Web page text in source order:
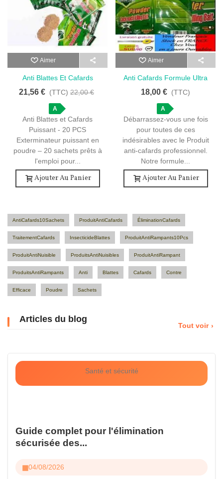
Aimer
Anti Blattes Et Cafards
Puissant - 20 Sachets
21,56 € (TTC) 22,00 €
A
Anti Blattes et Cafards
Puissant - 20 PCS
Exterminateur puissant en
poudre – 20 sachets prêts à
l'emploi pour...
Ajouter Au Panier
Aimer
Anti Cafards Formule Ultra
Puissante - 10 Sachets
18,00 € (TTC)
A
Débarrassez-vous une fois
pour toutes de ces
indésirables avec le Produit
anti-cafards professionnel.
Notre formule...
Ajouter Au Panier
AntiCafards10Sachets ProduitAntiCafards ÉliminationCafards
TraitementCafards InsecticideBlattes ProduitAntiRampants10Pcs
ProduitAntiNuisible ProduitsAntiNuisibles ProduitAntiRampant
ProduitsAntiRampants Anti Blattes Cafards Contre
Efficace Poudre Sachets
Articles du blog
Tout voir
Santé et sécurité
Guide complet pour l'élimination
sécurisée des...
04/08/2026